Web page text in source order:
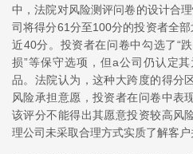
中，法院对风险测评问卷的设计合
司将得分61分至100分的投资者全
近40分。投资者在问卷中勾选了“
损”等保守选项，但a公司仍认定
品。法院认为，这种大跨度的得分
风险承担意愿，投资者在问卷中表
该评分不能得出其愿意投资较高风
理公司未采取合理方式实质了解客户